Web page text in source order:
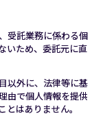
受託業務に係わる個
いため、委託元に直
以外に、法律等に基
由で個人情報を提供
はありません。